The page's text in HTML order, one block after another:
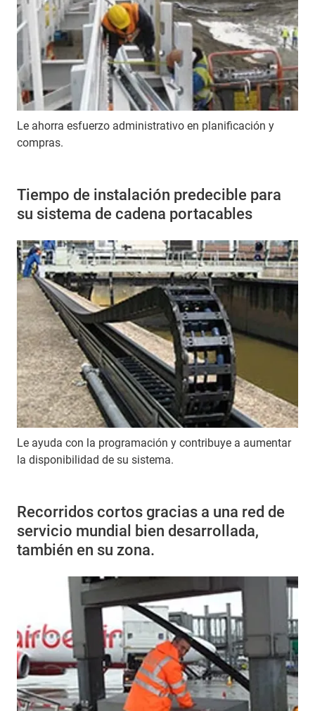
Le ahorra esfuerzo administrativo en planificación y
compras.
Tiempo de instalación predecible para
su sistema de cadena portacables
Le ayuda con la programación y contribuye a aumentar
la disponibilidad de su sistema.
Recorridos cortos gracias a una red de
servicio mundial bien desarrollada,
también en su zona.